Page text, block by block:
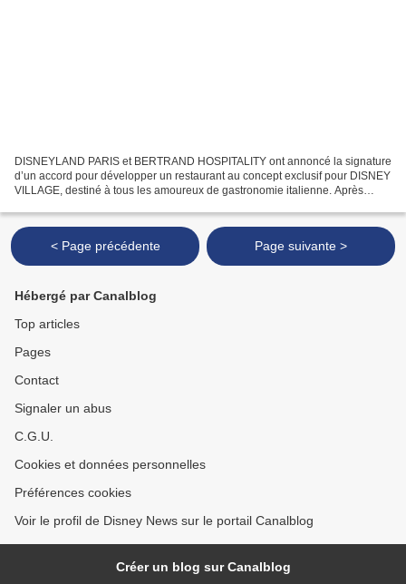
DISNEYLAND PARIS et BERTRAND HOSPITALITY ont annoncé la signature
d’un accord pour développer un restaurant au concept exclusif pour DISNEY
VILLAGE, destiné à tous les amoureux de gastronomie italienne. Après
< Page précédente Page suivante >
Hébergé par Canalblog
Top articles
Pages
Contact
Signaler un abus
C.G.U.
Cookies et données personnelles
Préférences cookies
Voir le profil de Disney News sur le portail Canalblog
Créer un blog sur Canalblog